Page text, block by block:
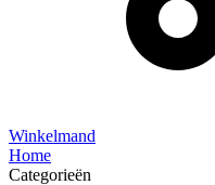
Winkelmand
Home
Categorieën